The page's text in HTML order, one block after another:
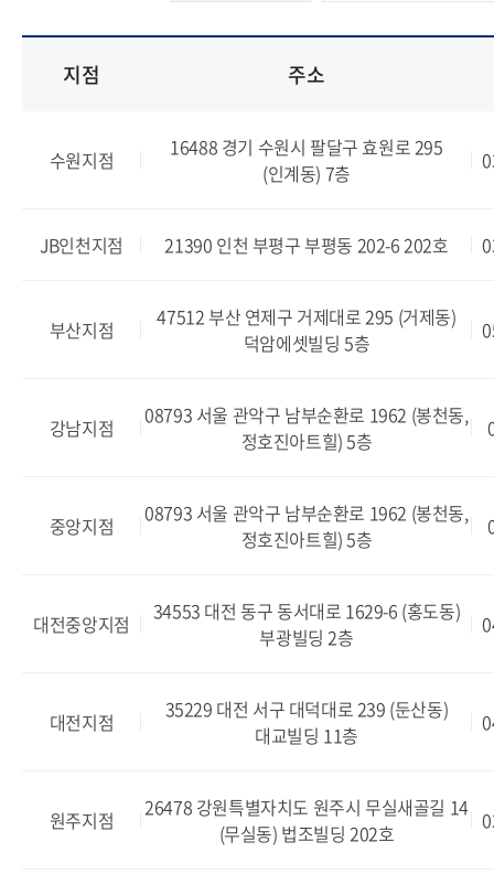
지점 주소
수원지점
16488 경기 수원시 팔달구 효원로 295
(인계동) 7층
JB인천지점 21390 인천 부평구 부평동 202-6 202호
부산지점
47512 부산 연제구 거제대로 295 (거제동)
덕암에셋빌딩 5층
강남지점
08793 서울 관악구 남부순환로 1962 (봉천동,
정호진아트힐) 5층
중앙지점
08793 서울 관악구 남부순환로 1962 (봉천동,
정호진아트힐) 5층
대전중앙지점
34553 대전 동구 동서대로 1629-6 (홍도동)
부광빌딩 2층
대전지점
35229 대전 서구 대덕대로 239 (둔산동)
대교빌딩 11층
원주지점
26478 강원특별자치도 원주시 무실새골길 14
(무실동) 법조빌딩 202호